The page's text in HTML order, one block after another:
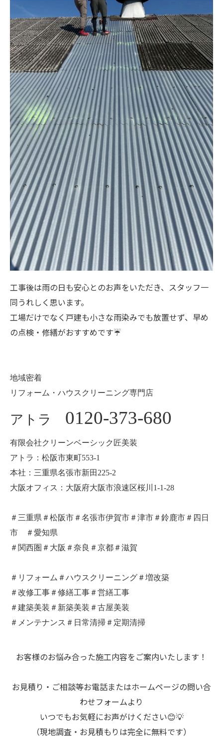
工事後は雨の日も安心とのお声をいただき、スタッフ一
同うれしく思います。
工場だけでなく戸建も小さな雨染みでも放置せず、早め
の点検・修繕がおすすめです☔️
地域密着
リフォーム・ハウスクリーニング専門店
アトラ 0120-373-680
有限会社クリーンベーシック匠美装
アトラ：松阪市東町553-1
本社：三重県名張市新田225-2
大阪オフィス：大阪府大阪市浪速区桜川1-1-28
＃三重県＃松阪市＃名張市伊賀市＃津市＃鈴鹿市＃四日
市 ＃愛知県
＃関西圏＃大阪＃奈良＃京都＃滋賀
＃リフォーム＃ハウスクリーニング＃増改築
＃改修工事＃修繕工事＃営繕工事
＃建築美装＃新築美装＃古屋美装
＃メンテナンス＃日常清掃＃定期清掃
お客様のお悩み合った施工内容をご案内いたします！
お見積り・ご相談等お電話またはホームページの問い合
わせフォームより
いつでもお気軽にお声がけください😊💡
（現地調査・お見積もりは完全に無料です）